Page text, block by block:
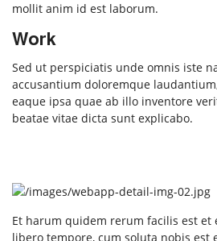
mollit anim id est laborum.
Work
Sed ut perspiciatis unde omnis iste
accusantium doloremque
eaque ipsa quae ab illo inventore
beatae vitae dicta sunt explicabo.
Et harum quidem rerum facilis est et
libero tempore, cum soluta nobis est